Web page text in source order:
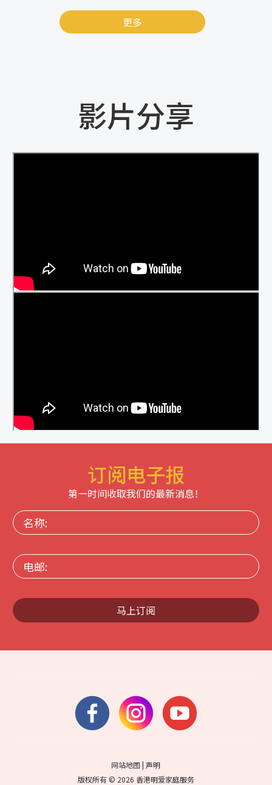
更多
影片分享
订阅电子报
第一时间收取我们的最新消息！
名
称:
电
邮:
马上订阅
网站地图 |声明
版权所有 © 2026 香港明爱家庭服务